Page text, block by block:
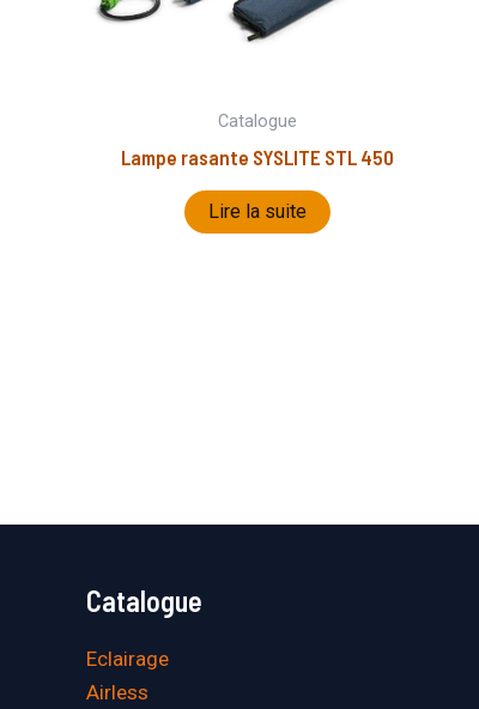
Catalogue
Lampe rasante SYSLITE STL 450
Lire la suite
Catalogue
Eclairage
Airless